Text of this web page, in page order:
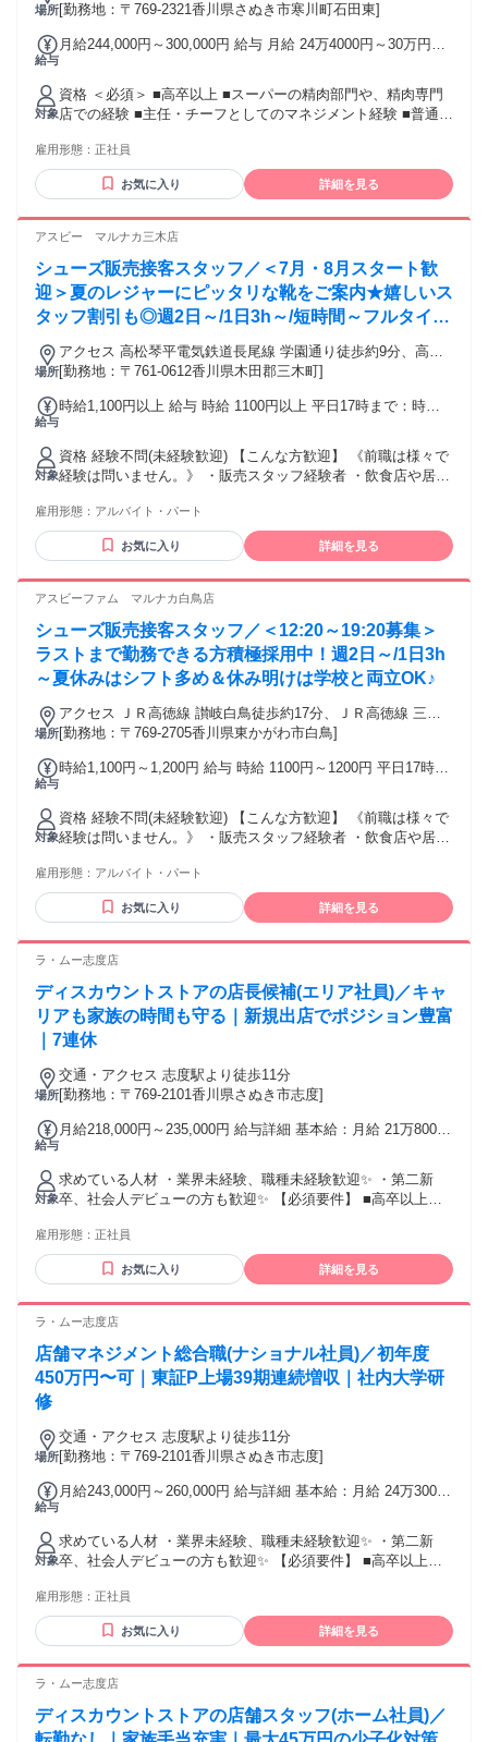
場所造田徒歩約37分、高松琴平電気鉄道長尾線 長尾（香川県）徒
[勤務地：〒769-2321香川県さぬき市寒川町石田東]
給与
月給244,000円～300,000円 給与 月給 24万4000円～30万円
※ただし、短時間勤務・早番固定社員は 当社規定に従い額が
変動します。 交通費：交通費支給
対象
資格 ＜必須＞ ■高卒以上 ■スーパーの精肉部門や、精肉専門
店での経験 ■主任・チーフとしてのマネジメント経験 ■普通自
マネジメント経験を活かしたい！ ◎自分のキャリアをもっと
磨きたい！ ◎地域貢献をしたい ◎精肉の仕事に興味があっ
て、チャレンジしたい方 ◎部門長を目指してキャリアアップ
雇用形態： 正社員
お気に入り 詳細を見る
アスビー マルナカ三木店
シューズ販売接客スタッフ／＜7月・8月スタート歓
迎＞夏のレジャーにピッタリな靴をご案内★嬉しいス
タッフ割引も◎週2日～/1日3h～/短時間～フルタイム
まで柔軟対応！
場所
アクセス 高松琴平電気鉄道長尾線 学園通り徒歩約9分、高松
琴平電気鉄道長尾線 白山（香川県）徒歩約15分、高松琴平電
[勤務地：〒761-0612香川県木田郡三木町]
給与
時給1,100円以上 給与 時給 1100円以上 平日17時まで：時給
1100円 日・祝17時まで：時給1100円 日・祝17～20時まで：
時給1100円 日・祝20時～：時給1100円 学生(研修期間 2 ヶ月
は-10円）1050円～1050円 交通費：交通費支給
対象
資格 経験不問(未経験歓迎) 【こんな方歓迎】 《前職は様々で
経験は問いません。》 ・販売スタッフ経験者 ・飲食店や居酒
係) ・カフェ、喫茶店での接客経験 ・事務(一般事務、受付、
電話対応など) の経験がある方など様々です。 【幅広い年代
が活躍中！】 20代、30代、40代、50代と様々な方が働いてい
と両立する学生さん ・趣味を優先しながら働くフリーター ・
雇用形態： アルバイト・パート
お気に入り 詳細を見る
アスビーファム マルナカ白鳥店
シューズ販売接客スタッフ／＜12:20～19:20募集＞
ラストまで勤務できる方積極採用中！週2日～/1日3h
～夏休みはシフト多め＆休み明けは学校と両立OK♪
場所
アクセス ＪＲ高徳線 讃岐白鳥徒歩約17分、ＪＲ高徳線 三本
松（香川県）徒歩約28分、ＪＲ高徳線 丹生徒歩約65分 「讃岐
[勤務地：〒769-2705香川県東かがわ市白鳥]
給与
時給1,100円～1,200円 給与 時給 1100円～1200円 平日17時ま
～：時給1150円 日・祝17時まで：時給1100円 日・祝17～20
時まで：時給1200円 日・祝20時～：時給1200円 学生(研修期
間 2 ヶ月は-10円）1046円～1146円 交通費：交通費支給
対象
資格 経験不問(未経験歓迎) 【こんな方歓迎】 《前職は様々で
経験は問いません。》 ・販売スタッフ経験者 ・飲食店や居酒
係) ・カフェ、喫茶店での接客経験 ・事務(一般事務、受付、
電話対応など) の経験がある方など様々です。 【幅広い年代
が活躍中！】 20代、30代、40代、50代と様々な方が働いてい
と両立する学生さん ・趣味を優先しながら働くフリーター ・
雇用形態： アルバイト・パート
お気に入り 詳細を見る
ラ・ムー志度店
ディスカウントストアの店長候補(エリア社員)／キャ
リアも家族の時間も守る｜新規出店でポジション豊富
｜7連休
場所
交通・アクセス 志度駅より徒歩11分
[勤務地：〒769-2101香川県さぬき市志度]
給与
月給218,000円～235,000円 給与詳細 基本給：月給 21万8000
で支払われる通勤・皆勤・家族手当金額：あり 全員に一律で
支払われるその他手当金額：あり ┏━━━━┓ ◆ 給与 ◆
┗━━━━┛ ■大卒・院卒 基本給23.5万円＋時間外＋各種手
当 ■短大・専門卒 基本給22.4万円＋時間外＋各種手当 ■高卒
たします。 ※当社規定に則り前職のご経験も踏まえ決定しま
す。 ┏━━━━━━━━━┓ ◆ 一律手当・待遇 ◆
┗━━━━━━━━━┛ ◆通勤手当（最大2.8万円） ◆時間
外手当（1分単位支給） ◆賞与年2回＋決算賞与（業績によ
る） ◆昇給年1回 ┏━━━━━━┓ ◆ 各種手当 ◆
┗━━━━━━┛ ◆役職手当 ◆職能手当 ◆年始勤務手当 ◆
休日出勤手当 ＼ ✨生活や家庭も守る充実手当✨ ／ ￣￣V￣￣
赴任手当 ┗月3.5万円 ┗別途帰省旅費支給月1回 ◆扶養手当
(配偶者・18歳以下5000円/人) ◆少子化対策手当 ◎最大45万円
┗子1人：5000円～10人まで ※規定有 ◆出産祝金（出産毎に
10万円) ◆出産手当 ┗2人目：10万円 ┗3人目以降：20万円/人
対象
求めている人材 ・業界未経験、職種未経験歓迎✨ ・第二新
卒、社会人デビューの方も歓迎✨ 【必須要件】 ■高卒以上
ター等） ■なんらかのマネジメント経験 【優遇要件】 ■スー
パーでの店長経験 ■スーパーでの鮮魚・精肉・青果などの経
を活かしてキャリアアップしたい ・パパママに優しい福利厚
━━━━━━━━━━━ 家電量販店、ショッピングモール、
家具店、 ドラッグストア、ホームセンター、百貨店など
雇用形態： 正社員
お気に入り 詳細を見る
ラ・ムー志度店
店舗マネジメント総合職(ナショナル社員)／初年度
450万円〜可｜東証P上場39期連続増収｜社内大学研
修
場所
交通・アクセス 志度駅より徒歩11分
[勤務地：〒769-2101香川県さぬき市志度]
給与
月給243,000円～260,000円 給与詳細 基本給：月給 24万3000
払われる通勤・皆勤・家族手当金額：あり 全員に一律で支払
われるその他手当金額：あり ┏━━━━┓ ◆ 給与 ◆
┗━━━━┛ ■大卒・院卒 基本給26万円＋時間外＋各種手当
■短大・専門卒 基本給24.9万円＋時間外＋各種手当 ■高卒 基
します。 ※当社規定に則り前職のご経験も踏まえ決定しま
す。 ┏━━━━━━━━━┓ ◆ 一律手当・待遇 ◆
┗━━━━━━━━━┛ ◆通勤手当（最大2.8万円） ◆時間
外手当（1分単位支給） ◆賞与年2回＋決算賞与（業績によ
る） ◆昇給年1回 ┏━━━━━━┓ ◆ 各種手当 ◆
┗━━━━━━┛ ◆役職手当 ◆職能手当 ◆年始勤務手当 ◆
対象
求めている人材 ・業界未経験、職種未経験歓迎✨ ・第二新
卒、社会人デビューの方も歓迎✨ 【必須要件】 ■高卒以上
ター等） ■なんらかのマネジメント経験 【優遇要件】 ■スー
パーでの店長経験 ■スーパーでの鮮魚・精肉・青果などの経
戦したい ・若いうちに稼げるスキルを身につけたい ✅：既存
職、アパレル販売、 サービス業、製造スタッフなど様々。 ほ
とんどが異業種からのチャレンジです✨
雇用形態： 正社員
お気に入り 詳細を見る
ラ・ムー志度店
ディスカウントストアの店舗スタッフ(ホーム社員)／